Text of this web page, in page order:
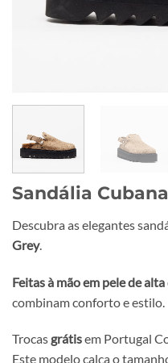
Sandália
Descubra as elegantes
Grey.
Feitas à mão em pele de
combinam conforto e estilo.
Trocas grátisem Portugal
Este modelo calça o